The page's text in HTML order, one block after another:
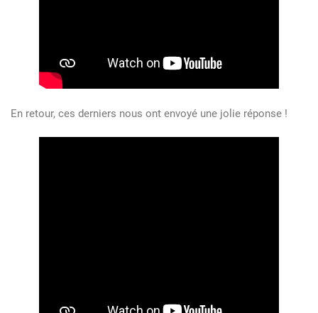
En retour, ces derniers nous ont envoyé une jolie réponse !